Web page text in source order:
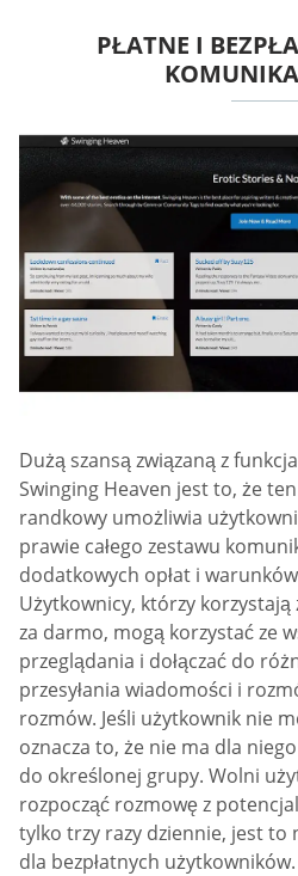
PŁATNE I
Dużą szansą związaną z
Swinging Heaven jest to, że
randkowy umożliwia
prawie całego zestawu
dodatkowych opłat i
Użytkownicy, którzy
za darmo, mogą korzystać ze
przeglądania i dołączać do
przesyłania wiadomości i
rozmów. Jeśli użytkownik nie
oznacza to, że nie ma dla
do określonej grupy. Wolni
rozpocząć rozmowę z
tylko trzy razy dziennie, jest
dla bezpłatnych użytkowników.